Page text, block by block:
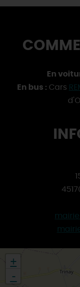
En
En bus : Cars
+
-